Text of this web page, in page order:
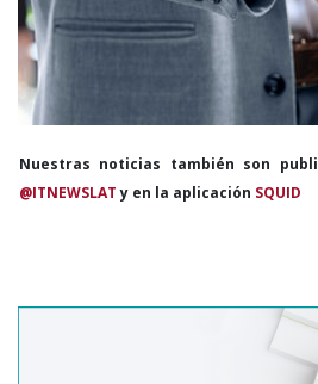
Nuestras noticias también son
@ITNEWSLATy en la aplicación SQUID